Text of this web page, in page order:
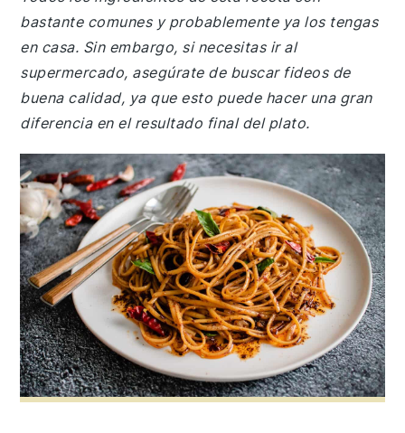
bastante comunes y probablemente ya los tengas
en casa. Sin embargo, si necesitas ir al
supermercado, asegúrate de buscar fideos de
buena calidad, ya que esto puede hacer una gran
diferencia en el resultado final del plato.